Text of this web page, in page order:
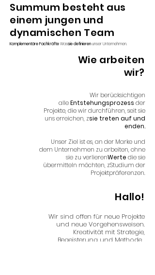
Summum besteht aus
einem jungen und
dynamischen Team
Komplementäre FachkräfteWassie definierenunser Unternehmen.
Wie arbeiten
wir?
Wir berücksichtigen
alleEntstehungsprozess der
Projekte, die wir durchführen, seit sie
uns erreichen, zsie treten auf und
enden.
Unser Ziel ist es, an der Marke und
dem Unternehmen zu arbeiten, ohne
sie zu verlierenWerte die sie
übermitteln möchten, zStudium der
Projektpräferenzen.
Hallo!
Wir sind offen für neue Projekte
und neue Vorgehensweisen.
Kreativität mit Strategie,
Begeisterung und Methode.